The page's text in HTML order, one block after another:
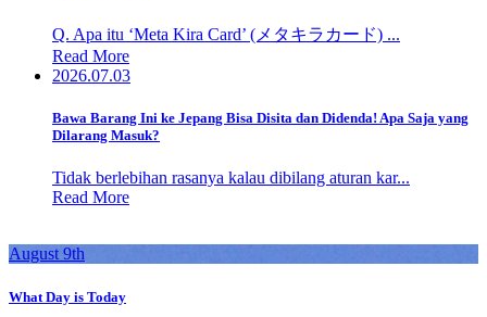
Q. Apa itu ‘Meta Kira Card’ (メタキラカード) ...
Read More
2026.07.03
Bawa Barang Ini ke Jepang Bisa Disita dan Didenda! Apa Saja yang
Dilarang Masuk?
Tidak berlebihan rasanya kalau dibilang aturan kar...
Read More
August 9th
What Day is Today